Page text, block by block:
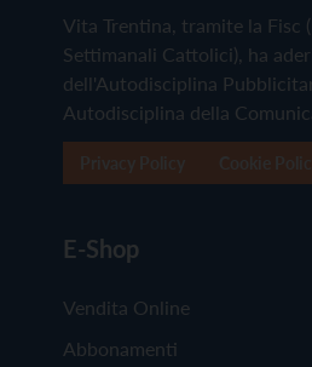
Vita Trentina, tramite la Fisc
Settimanali Cattolici), ha
dell'Autodisciplina
Autodisciplina della
E-Shop
Vendita Online
Abbonamenti